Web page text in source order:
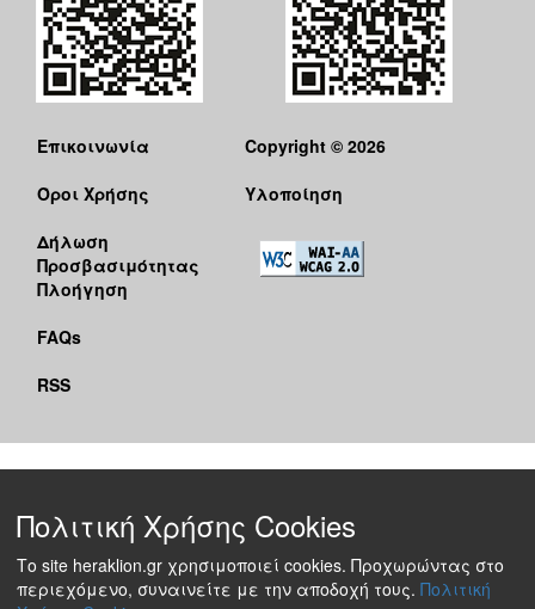
Επικοινωνία
Όροι Χρήσης
Δήλωση
Προσβασιμότητας
Πλοήγηση
FAQs
RSS
Copyright © 2026
Υλοποίηση
Πολιτική Χρήσης Cookies
Το site heraklion.gr χρησιμοποιεί cookies. Προχωρώντας στο
περιεχόμενο, συναινείτε με την αποδοχή τους. Πολιτική